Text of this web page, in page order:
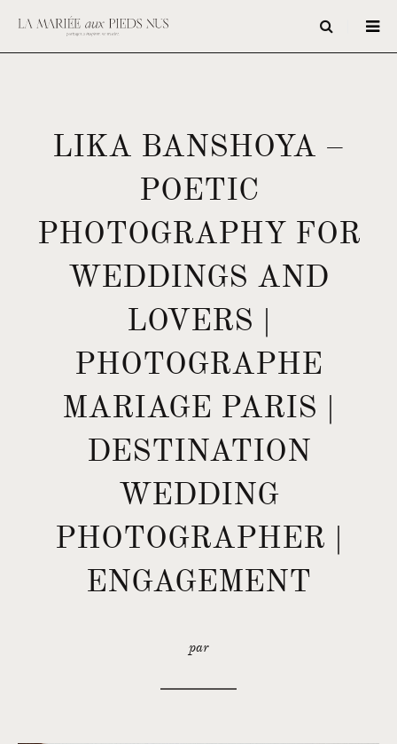
LIKA BANSHOYA –
POETIC
PHOTOGRAPHY FOR
WEDDINGS AND
LOVERS |
PHOTOGRAPHE
MARIAGE PARIS |
DESTINATION
WEDDING
PHOTOGRAPHER |
ENGAGEMENT
par